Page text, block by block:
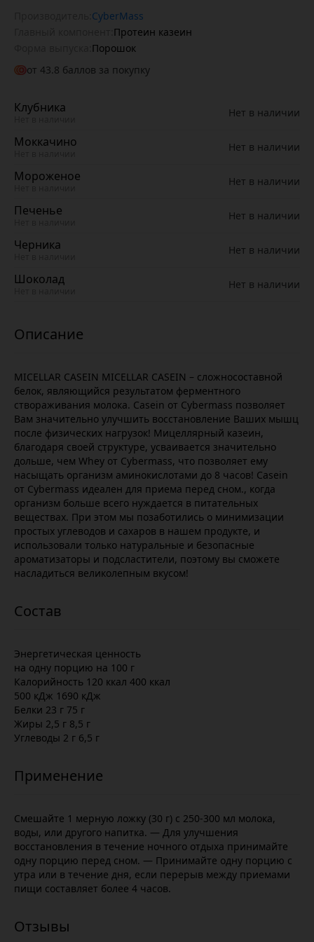
CyberMass
Протеин казеин
Порошок
от 43.8 баллов за покупку
Клубника Нет в наличии
Моккачино Нет в наличии
Мороженое Нет в наличии
Печенье Нет в наличии
Черника Нет в наличии
Шоколад Нет в наличии
MICELLAR CASEIN MICELLAR CASEIN – сложносоставной
белок, являющийся результатом ферментного
створаживания молока. Casein от Cybermass позволяет
Вам значительно улучшить восстановление Ваших мышц
после физических нагрузок! Мицеллярный казеин,
благодаря своей структуре, усваивается значительно
дольше, чем Whey от Cybermass, что позволяет ему
насыщать организм аминокислотами до 8 часов! Casein
от Cybermass идеален для приема перед сном., когда
организм больше всего нуждается в питательных
веществах. При этом мы позаботились о минимизации
простых углеводов и сахаров в нашем продукте, и
использовали только натуральные и безопасные
ароматизаторы и подсластители, поэтому вы сможете
насладиться великолепным вкусом!
Энергетическая ценность
на одну порцию на 100 г
Калорийность 120 ккал 400 ккал
500 кДж 1690 кДж
Белки 23 г 75 г
Жиры 2,5 г 8,5 г
Углеводы 2 г 6,5 г
Смешайте 1 мерную ложку (30 г) с 250-300 мл молока,
воды, или другого напитка. — Для улучшения
восстановления в течение ночного отдыха принимайте
одну порцию перед сном. — Принимайте одну порцию с
утра или в течение дня, если перерыв между приемами
пищи составляет более 4 часов.